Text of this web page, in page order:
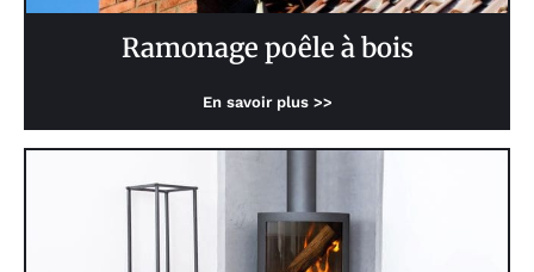
Ramonage poêle à bois
En savoir plus >>